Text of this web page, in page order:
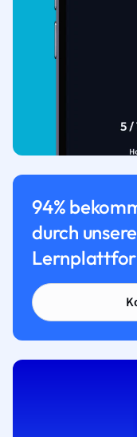
94%
durch